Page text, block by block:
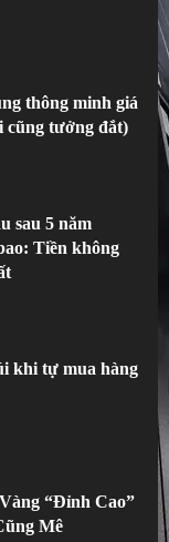
tưởng đắt)
sau 5 năm
khi tự mua hàng
thông minh giá
cũng tưởng đắt)
sau 5 năm
Tiền không
khi tự mua hàng
“Đỉnh Cao”
Mê